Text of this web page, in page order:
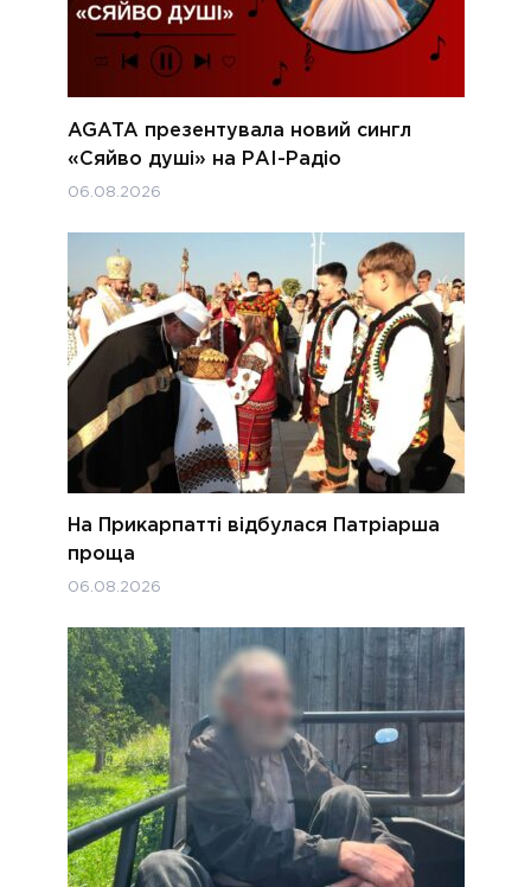
AGATA презентувала новий сингл
«Сяйво душі» на РАІ-Радіо
06.08.2026
На Прикарпатті відбулася Патріарша
проща
06.08.2026